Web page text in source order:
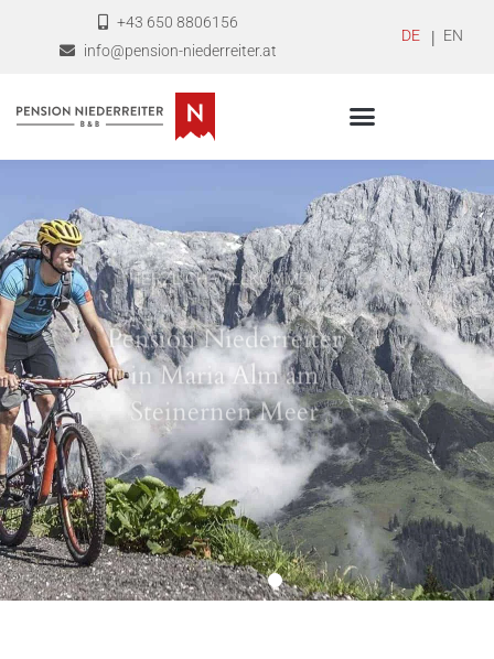
+43 650 8806156
info@pension-niederreiter.at
DEUTSCH
HERZLICH WILLKOMMEN
Pension Niederreiter
in Maria Alm am
Steinernen Meer